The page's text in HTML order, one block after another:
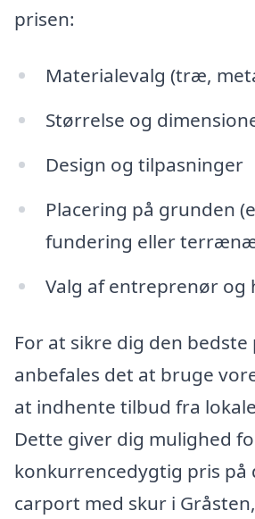
prisen:
Materialevalg (træ,
Størrelse og
Design og tilpasninger
Placering på grunden
fundering eller
Valg af entreprenør
For at sikre dig den
anbefales det at bruge
at indhente tilbud fra
Dette giver dig mulighed
konkurrencedygtig pris på
carport med skur i